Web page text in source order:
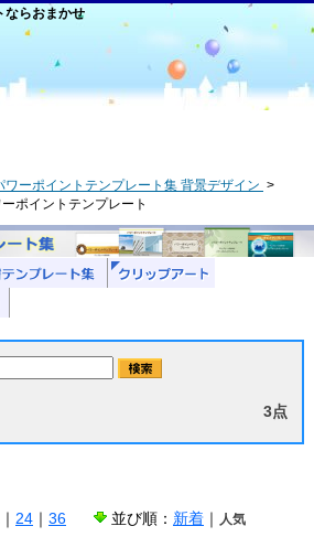
ならおまかせ
ワーポイントテンプレート集 背景デザイン
ポイントテンプレート
3点
｜ 24 ｜ 36 並び順： 新着 ｜ 人気